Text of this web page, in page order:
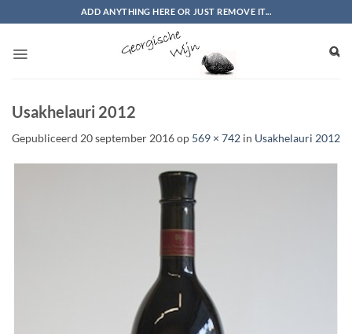
naar
ADD ANYTHING HERE OR JUST REMOVE IT...
Usakhelauri 2012
Gepubliceerd 20 september 2016op 569 × 742 in Usakhelauri 2012